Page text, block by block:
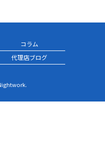
コラム
代理店ブログ